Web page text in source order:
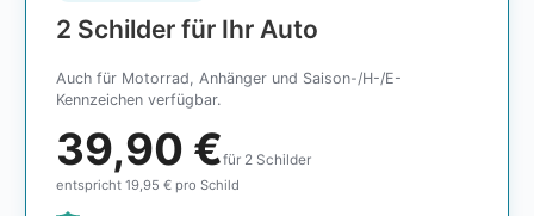
2 Schilder für Ihr Auto
Auch für Motorrad, Anhänger und Saison-/H-/E-
Kennzeichen verfügbar.
39,90 €für 2 Schilder
entspricht 19,95 € pro Schild